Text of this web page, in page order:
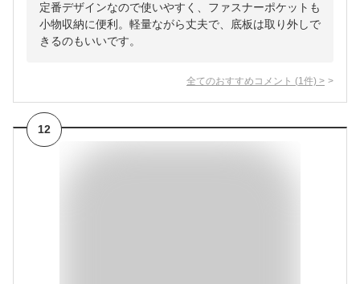
定番デザインなので使いやすく、ファスナーポケットも
小物収納に便利。軽量ながら丈夫で、底板は取り外しで
きるのもいいです。
全てのおすすめコメント (1 件) >
12